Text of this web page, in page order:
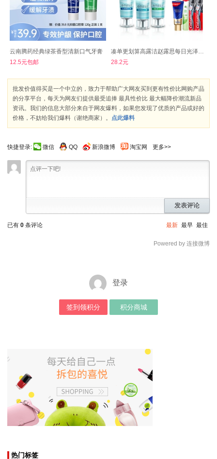
云南腾药经典绿茶香型清新口气牙膏
12.5元包邮
凑单更划算高露洁赵露思每日光泽牙膏160g
28.2元
批发价值得买是一个中立的，致力于帮助广大网友买到更有性价比网购产品
的分享平台，每天为网友们提供最受追捧 最具性价比 最大幅降价潮流新品
资讯。我们的信息大部分来自于网友爆料，如果您发现了优质的产品或好的
价格，不妨给我们爆料（谢绝商家）。 点此爆料
快捷登录: 微信 QQ 新浪微博 淘宝网 更多>>
发表评论
已有 0 条评论 最新 最早 最佳
Powered by 连接微博
登录
签到领积分 积分商城
热门标签